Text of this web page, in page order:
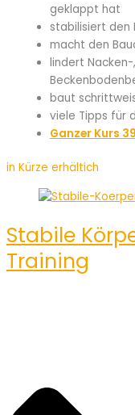
geklappt hat
stabilisiert den
macht den
lindert Nacken-
baut
viele Tipps für
Ganzer Kurs
in Kürze erhältich
Stabile
Training